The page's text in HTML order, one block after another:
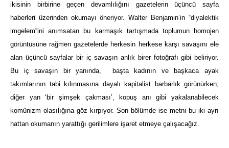
ikisinin birbirine geçen devamlılığını gazetelerin üçüncü sayfa
haberleri üzerinden okumayı öneriyor. Walter Benjamin’in “diyalektik
imgelem”ini anımsatan bu karmaşık tartışmada toplumun homojen
görüntüsüne rağmen gazetelerde herkesin herkese karşı savaşını ele
alan üçüncü sayfalar bir iç savaşın anlık birer fotoğrafı gibi beliriyor.
Bu iç savaşın bir yanında, başta kadının ve başkaca ayak
takımlarının tabi kılınmasına dayalı kapitalist barbarlık görünürken;
diğer yan ‘bir şimşek çakması’, kopuş anı gibi yakalanabilecek
komünizm olasılığına göz kırpıyor. Son bölümde ise metni bu iki ayrı
hattan okumanın yarattığı gerilimlere işaret etmeye çalışacağız.